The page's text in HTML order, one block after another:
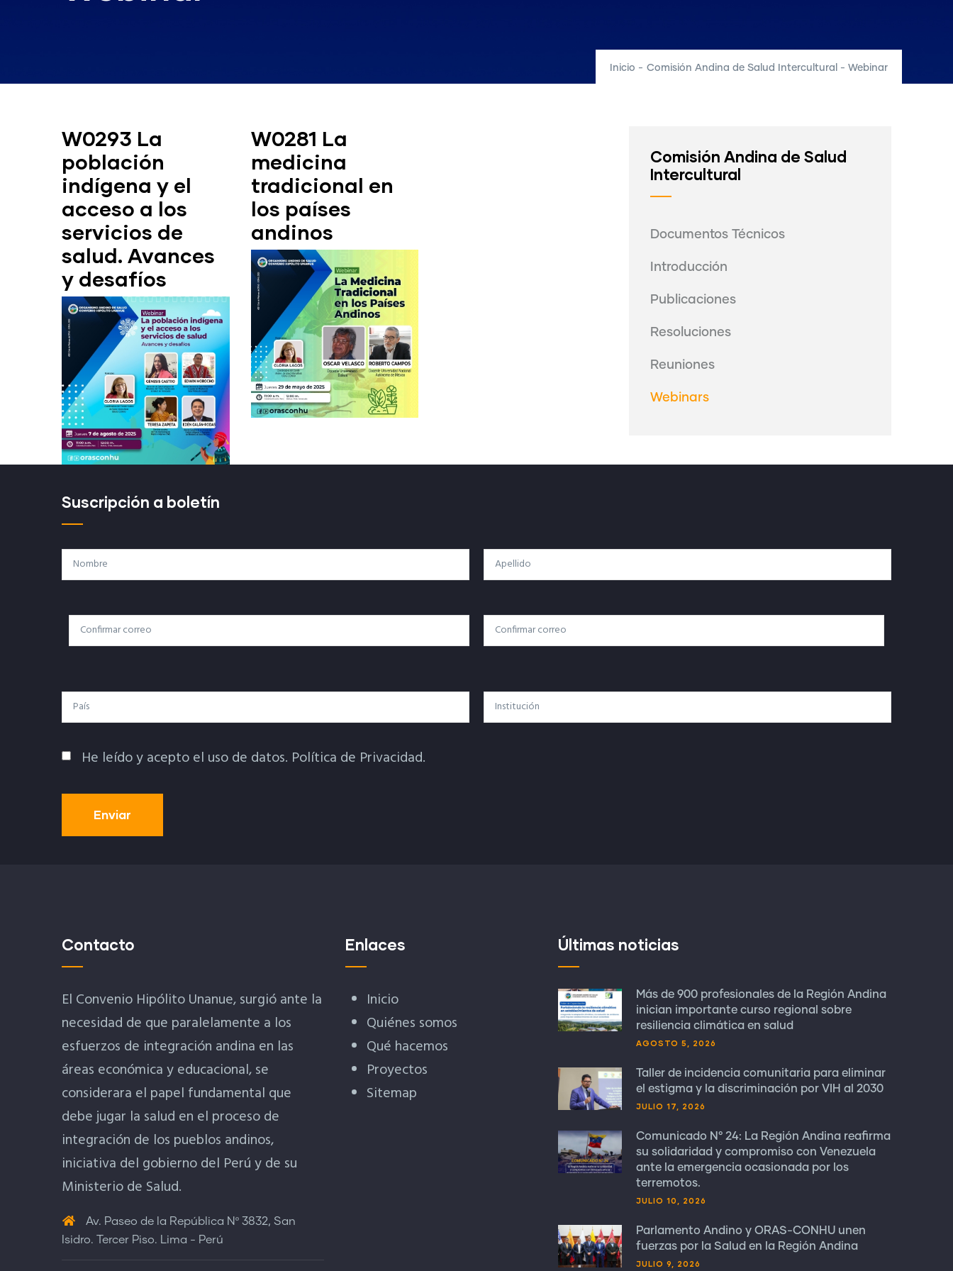
Inicio - Comisión Andina de Salud Intercultural - Webinar
W0293 La
población
indígena y el
acceso a los
servicios de
salud. Avances
y desafíos
W0281 La
medicina
tradicional en
los países
andinos
Comisión Andina de Salud
Intercultural
Documentos Técnicos
Introducción
Publicaciones
Resoluciones
Reuniones
Webinars
Suscripción a boletín
Nombre Apellido
Correo
Electrónico
Correo Electrónico Confirmar Correo
País Institución
Política De Privacidad
He leído y acepto el uso de datos. Política de Privacidad.
Contacto
El Convenio Hipólito Unanue, surgió ante la
necesidad de que paralelamente a los
esfuerzos de integración andina en las
áreas económica y educacional, se
considerara el papel fundamental que
debe jugar la salud en el proceso de
integración de los pueblos andinos,
iniciativa del gobierno del Perú y de su
Ministerio de Salud.
Av. Paseo de la República Nº 3832, San
Isidro. Tercer Piso. Lima - Perú
Enlaces
Inicio
Quiénes somos
Qué hacemos
Proyectos
Sitemap
Últimas noticias
Más de 900 profesionales de la Región Andina
inician importante curso regional sobre
resiliencia climática en salud
AGOSTO 5, 2026
Taller de incidencia comunitaria para eliminar
el estigma y la discriminación por VIH al 2030
JULIO 17, 2026
Comunicado N° 24: La Región Andina reafirma
su solidaridad y compromiso con Venezuela
ante la emergencia ocasionada por los
terremotos.
JULIO 10, 2026
Parlamento Andino y ORAS-CONHU unen
fuerzas por la Salud en la Región Andina
JULIO 9, 2026